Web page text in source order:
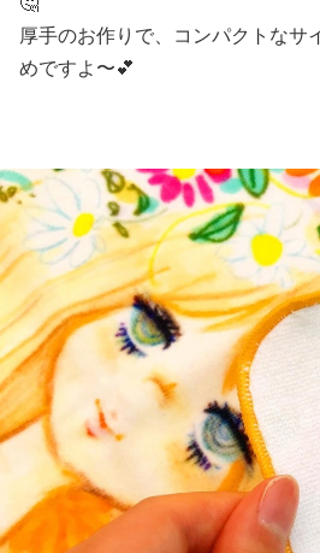
厚手のお作りで、コンパクトなサ
めですよ〜💕